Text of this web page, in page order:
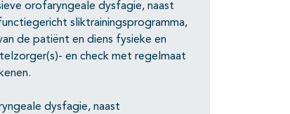
orofaryngeale dysfagie, naast
sliktrainingsprogramma,
de patiënt en diens fysieke en
en check met regelmaat
dysfagie, naast